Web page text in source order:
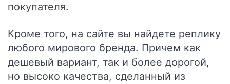
покупателя.
Кроме того, на сайте вы найдете реплику
любого мирового бренда. Причем как
дешевый вариант, так и более дорогой,
но высоко качества, сделанный из